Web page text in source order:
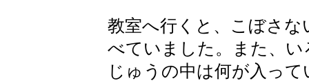
教室へ行くと、こぼさ
べていました。また、
じゅうの中は何が入っ